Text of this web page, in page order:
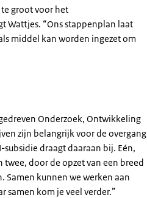
groot voor het
Wattjes. “Ons stappenplan laat
middel kan worden ingezet om
Onderzoek, Ontwikkeling
zijn belangrijk voor de overgang
subsidie draagt daaraan bij. Eén,
door de opzet van een breed
Samen kunnen we werken aan
samen kom je veel verder.”